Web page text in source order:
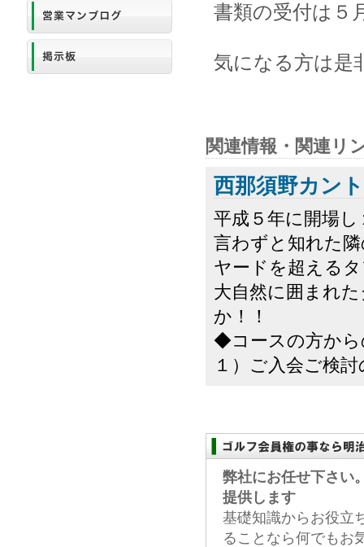
書類の受付は５
気になる方は是
関連情報・関連リ
西那須野カン
平成５年に開場
言わずと知れた
ヤードを超える
大自然に囲まれ
か！！
◆コースの方から
１）ご入会ご検
弊社にお任せ下さい
提供します
基礎知識からお役立
ることなら何でもお